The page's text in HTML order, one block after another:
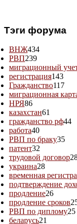
Тэги форума
ВНЖ434
РВП239
миграционный
регистрация143
Гражданство117
миграционная
НРЯ86
казахстан61
гражданство рф44
работа40
РВП по браку35
патент32
трудовой договор
украина28
временная
подтверждение
продление26
продление сроков
РВП по диплому25
беларусь21